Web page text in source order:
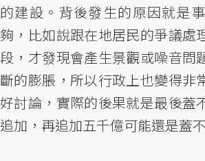
的建設。背後發生的原因就是
夠，比如說跟在地居民的爭議處
段，才發現會產生景觀或噪音問
斷的膨脹，所以行政上也變得非
好討論，實際的後果就是最後蓋
追加，再追加五千億可能還是蓋